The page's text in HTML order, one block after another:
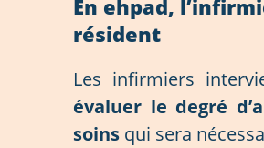
En ehpad,
résident
Les infirmiers
évaluer le degré
soins qui sera